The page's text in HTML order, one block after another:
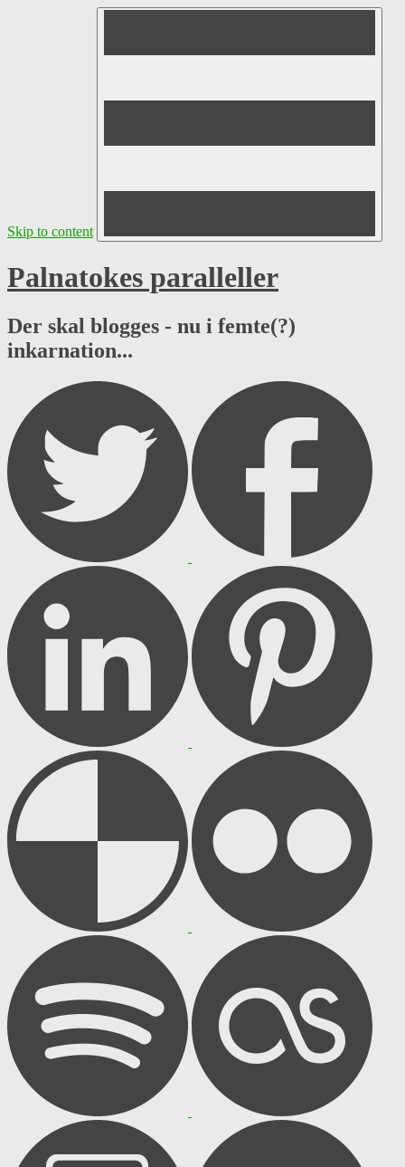
Skip to content
Palnatokes paralleller
Der skal blogges - nu i femte(?)
inkarnation...